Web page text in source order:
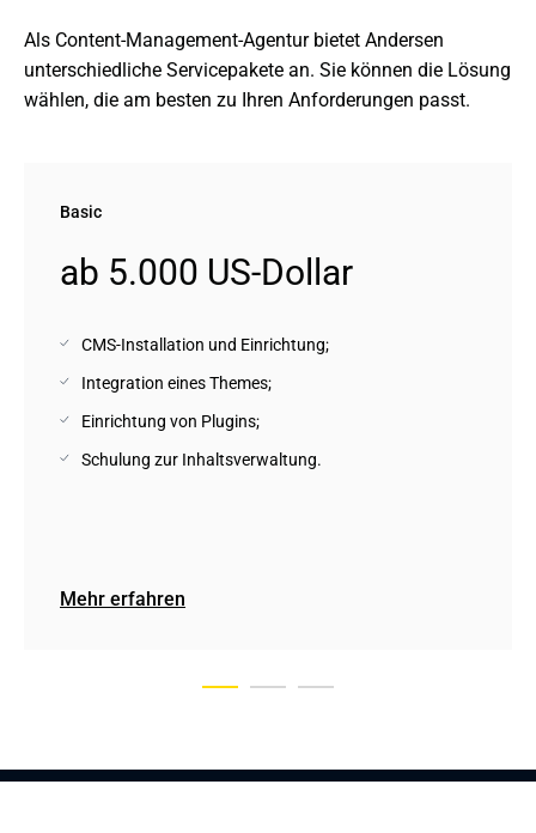
Als Content-Management-Agentur bietet Andersen
unterschiedliche Servicepakete an. Sie können die Lösung
wählen, die am besten zu Ihren Anforderungen passt.
Basic
ab 5.000 US-Dollar
CMS-Installation und Einrichtung;
Integration eines Themes;
Einrichtung von Plugins;
Schulung zur Inhaltsverwaltung.
Mehr erfahren